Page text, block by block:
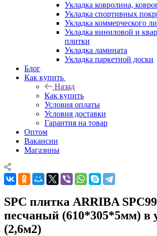
Укладка ковролина,
Укладка спортивных
Укладка коммерческого
Укладка виниловой и
плитки
Укладка ламината
Укладка паркетной доски
Блог
Как купить
Назад
Как купить
Условия оплаты
Условия доставки
Гарантия на товар
Оптом
Вакансии
Магазины
SPC плитка ARRIBA
песчаный (610*305*5мм) в
(2,6м2)